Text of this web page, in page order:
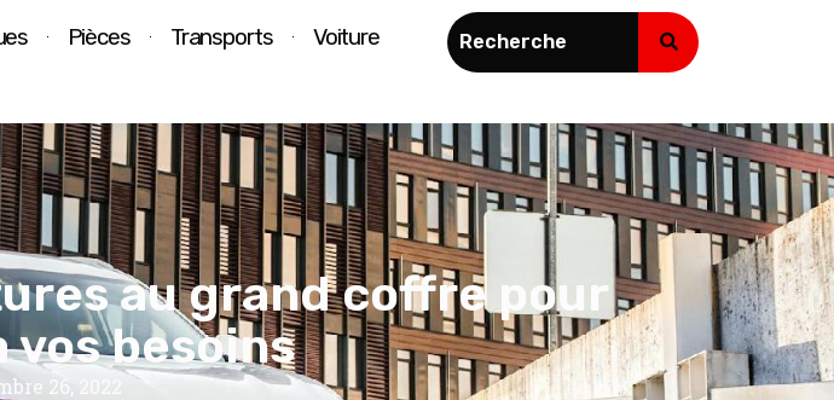
Pièces Transports Voiture
au grand coffre pour
vos besoins
26, 2022